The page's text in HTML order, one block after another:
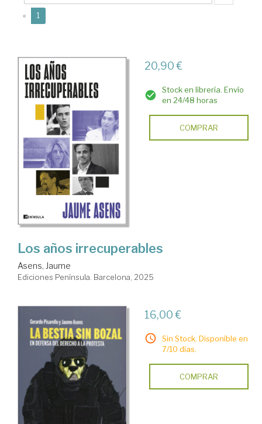
« 1
20,90 €
Stock en librería. Envío
en 24/48 horas
COMPRAR
Los años irrecuperables
Asens, Jaume
Ediciones Península. Barcelona, 2025
16,00 €
Sin Stock. Disponible en
7/10 días.
COMPRAR